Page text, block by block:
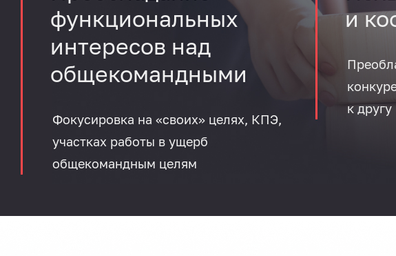
функциональных
интересов над
общекомандными
Фокусировка на «своих» целях, КПЭ,
участках работы в ущерб
общекомандным целям
и
к другу